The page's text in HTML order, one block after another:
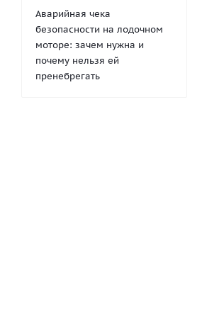
Аварийная чека
безопасности на лодочном
моторе: зачем нужна и
почему нельзя ей
пренебрегать